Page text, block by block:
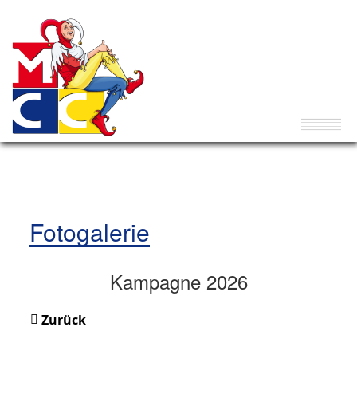
Fotogalerie
Kampagne 2026
Zurück